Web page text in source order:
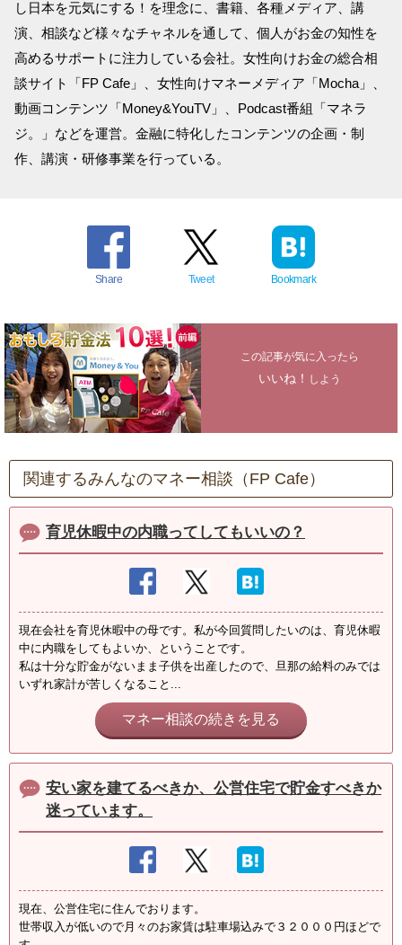
し日本を元気にする！を理念に、書籍、各種メディア、講
演、相談など様々なチャネルを通して、個人がお金の知性を
高めるサポートに注力している会社。女性向けお金の総合相
談サイト「FP Cafe」、女性向けマネーメディア「Mocha」、
動画コンテンツ「Money&YouTV」、Podcast番組「マネラ
ジ。」などを運営。金融に特化したコンテンツの企画・制
作、講演・研修事業を行っている。
Share Tweet Bookmark
この記事が気に入ったら
いいね！ しよう
関連するみんなのマネー相談（FP Cafe）
育児休暇中の内職ってしてもいいの？
現在会社を育児休暇中の母です。私が今回質問したいのは、育児休暇
中に内職をしてもよいか、ということです。
私は十分な貯金がないまま子供を出産したので、旦那の給料のみでは
いずれ家計が苦しくなること...
マネー相談の続きを見る
安い家を建てるべきか、公営住宅で貯金すべきか
迷っています。
現在、公営住宅に住んでおります。
世帯収入が低いので月々のお家賃は駐車場込みで３２０００円ほどで